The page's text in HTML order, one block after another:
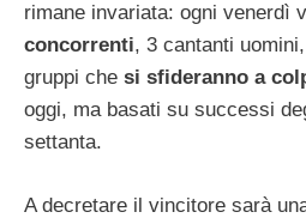
rimane invariata: ogni venerdì
concorrenti, 3 cantanti
gruppi che si sfideranno a
oggi, ma basati su successi
settanta.
A decretare il vincitore sarà